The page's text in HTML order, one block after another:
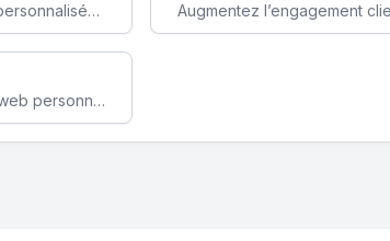
Faites évoluer votre business avec des solutions logicielles personnalisées, parfaitement adaptées à vos besoins spécifiques.
Améliorez l'efficacité de votre société avec une application web personnalisée accessible partout et tout le temps.